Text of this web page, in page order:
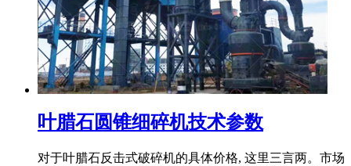
叶腊石圆锥细碎机技术参数
对于叶腊石反击式破碎机的具体价格, 这里三言两。市场